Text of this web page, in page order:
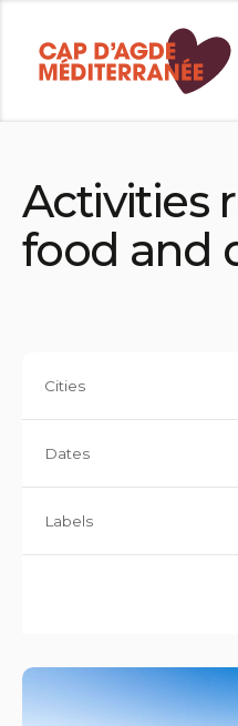
contenu
Activities
food and
Cities
Dates
Labels